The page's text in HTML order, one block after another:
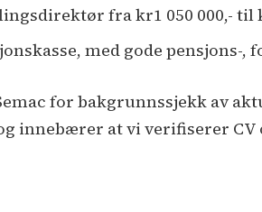
fra kr1 050 000,- til
med gode
for bakgrunnssjekk av
innebærer at vi verifiserer